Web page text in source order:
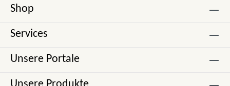
Shop
Services
Unsere Portale